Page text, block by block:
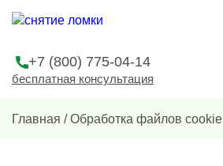
+7 (800) 775-04-14
бесплатная консультация
Главная /Обработка файлов cookie